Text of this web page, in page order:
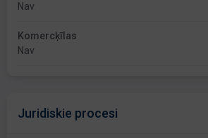
Nav
Komercķīlas
Nav
Juridiskie procesi